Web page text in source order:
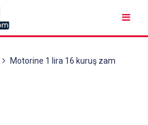
Motorine 1 lira 16 kuruş zam